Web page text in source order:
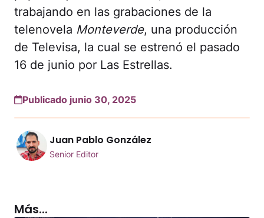
trabajando en las grabaciones de la
telenovela Monteverde, una producción
de Televisa, la cual se estrenó el pasado
16 de junio por Las Estrellas.
Publicado junio 30, 2025
Juan Pablo González
Senior Editor
Más...